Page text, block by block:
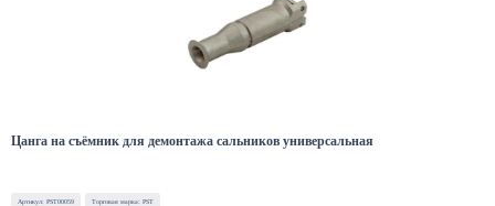
Цанга на съёмник для демонтажа сальников универсальная
Артикул: PST00059 Торговая марка: PST